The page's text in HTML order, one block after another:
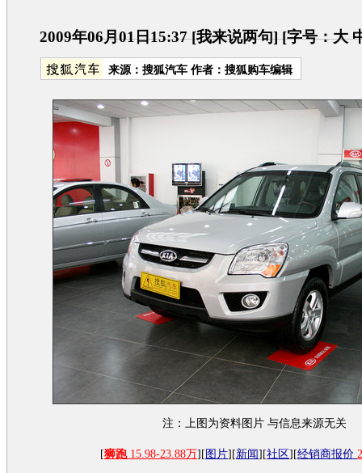
2009年06月01日15:37 [我来说两句] [字号：大
来源：搜狐汽车 作者：搜狐购车编辑
注：上图为资料图片 与信息来源无关
[狮跑15.98-23.88万][ 图片][新闻][社区][经销商报价